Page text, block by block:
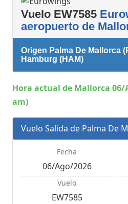
Vuelo EW7585
aeropuerto de
Origen Palma De Mallorca
Hamburg (HAM)
Hora actual de Mallorca 06/
am)
Vuelo Salida de Palma De
Fecha
06/Ago/2026
Vuelo
EW7585